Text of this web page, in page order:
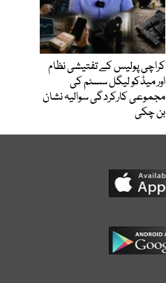
کراچی پولیس کے تفتیشی نظام
اور میڈکو لیگل سسٹم کی
مجموعی کارکردگی سوالیہ نشان
بن چکی